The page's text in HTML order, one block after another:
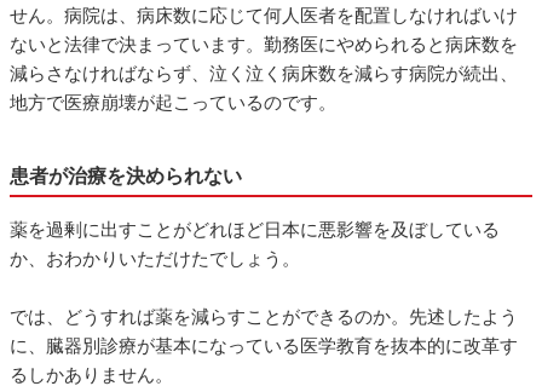
せん。病院は、病床数に応じて何人医者を配置しなければいけ
ないと法律で決まっています。勤務医にやめられると病床数を
減らさなければならず、泣く泣く病床数を減らす病院が続出、
地方で医療崩壊が起こっているのです。
患者が治療を決められない
薬を過剰に出すことがどれほど日本に悪影響を及ぼしている
か、おわかりいただけたでしょう。
では、どうすれば薬を減らすことができるのか。先述したよう
に、臓器別診療が基本になっている医学教育を抜本的に改革す
るしかありません。